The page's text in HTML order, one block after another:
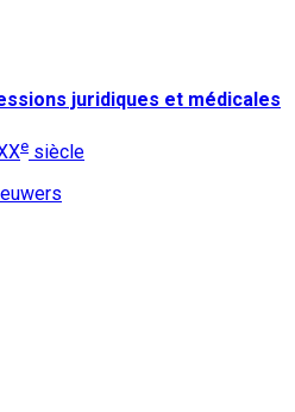
juridiques et médicales
e siècle